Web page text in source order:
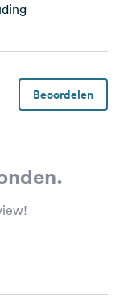
Beoordelen